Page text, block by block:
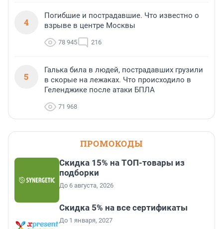
4
Погибшие и пострадавшие. Что известно о
взрыве в центре Москвы
78 945 216
5
Галька била в людей, пострадавших грузили
в скорые на лежаках. Что происходило в
Геленджике после атаки БПЛА
71 968
ПРОМОКОДЫ
Скидка 15% на ТОП-товары из
подборки
До 6 августа, 2026
Скидка 5% на все сертификаты
До 1 января, 2027